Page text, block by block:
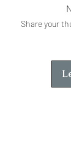
Share your